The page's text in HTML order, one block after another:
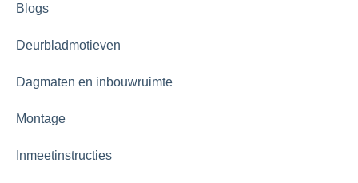
Blogs
Deurbladmotieven
Dagmaten en inbouwruimte
Montage
Inmeetinstructies